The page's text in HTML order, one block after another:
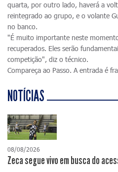
quarta, por outro lado, haverá a
reintegrado ao grupo, e o volante
no banco.
"É muito importante neste
recuperados. Eles serão
competição", diz o técnico.
Compareça ao Passo. A entrada é
NOTÍCIAS
08/08/2026
Zeca segue vivo em busca do